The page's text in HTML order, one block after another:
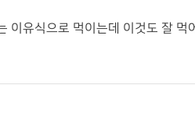
유식으로 먹이는데 이것도 잘 먹